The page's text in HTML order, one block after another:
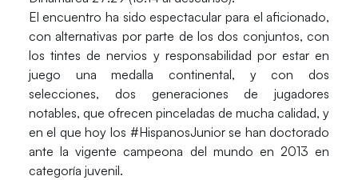
El encuentro ha sido espectacular para el aficionado,
con alternativas por parte de los dos conjuntos, con
los tintes de nervios y responsabilidad por estar en
juego una medalla continental, y con dos
selecciones, dos generaciones de jugadores
notables, que ofrecen pinceladas de mucha calidad, y
en el que hoy los #HispanosJunior se han doctorado
ante la vigente campeona del mundo en 2013 en
categoría juvenil.